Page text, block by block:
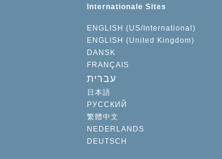
Internationale Sites
ENGLISH (US/International)
ENGLISH (United Kingdom)
DANSK
FRANÇAIS
עברית
日本語
РУССКИЙ
繁體中文
NEDERLANDS
DEUTSCH